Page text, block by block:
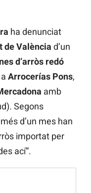
ha denunciat
de València d’un
d’arròs redó
Arrocerías Pons,
amb
Segons
d’un mes han
importat per
ací”.